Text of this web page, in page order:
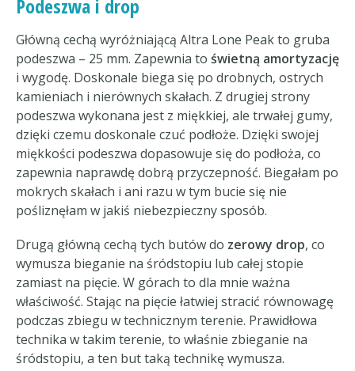
Podeszwa i drop
Główną cechą wyróżniającą Altra Lone Peak to gruba
podeszwa – 25 mm. Zapewnia to świetną amortyzację
i wygodę. Doskonale biega się po drobnych, ostrych
kamieniach i nierównych skałach. Z drugiej strony
podeszwa wykonana jest z miękkiej, ale trwałej gumy,
dzięki czemu doskonale czuć podłoże. Dzięki swojej
miękkości podeszwa dopasowuje się do podłoża, co
zapewnia naprawdę dobrą przyczepność. Biegałam po
mokrych skałach i ani razu w tym bucie się nie
pośliznęłam w jakiś niebezpieczny sposób.
Drugą główną cechą tych butów do zerowy drop, co
wymusza bieganie na śródstopiu lub całej stopie
zamiast na pięcie. W górach to dla mnie ważna
właściwość. Stając na pięcie łatwiej stracić równowagę
podczas zbiegu w technicznym terenie. Prawidłowa
technika w takim terenie, to właśnie zbieganie na
śródstopiu, a ten but taką technikę wymusza.